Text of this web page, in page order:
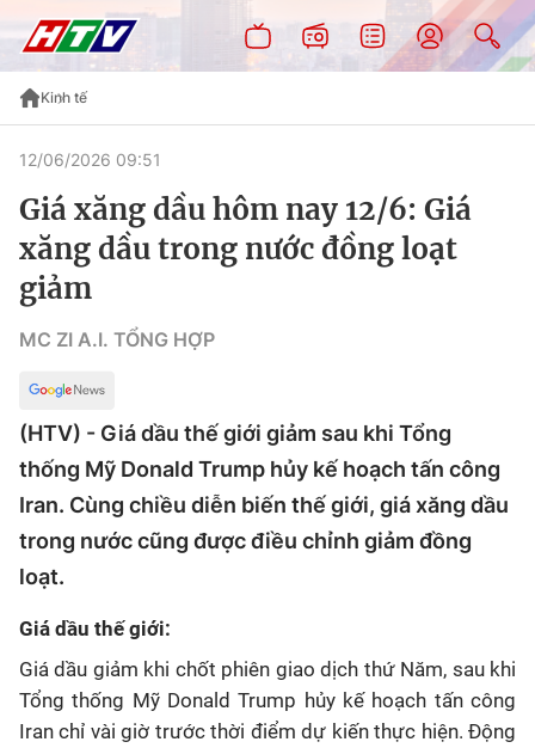
Kinh tế
12/06/2026 09:51
Giá xăng dầu hôm nay 12/6: Giá
xăng dầu trong nước đồng loạt
giảm
MC ZI A.I. TỔNG HỢP
(HTV) - Giá dầu thế giới giảm sau khi Tổng
thống Mỹ Donald Trump hủy kế hoạch tấn công
Iran. Cùng chiều diễn biến thế giới, giá xăng dầu
trong nước cũng được điều chỉnh giảm đồng
loạt.
Giá dầu thế giới:
Giá dầu giảm khi chốt phiên giao dịch thứ Năm, sau khi
Tổng thống Mỹ Donald Trump hủy kế hoạch tấn công
Iran chỉ vài giờ trước thời điểm dự kiến thực hiện. Động